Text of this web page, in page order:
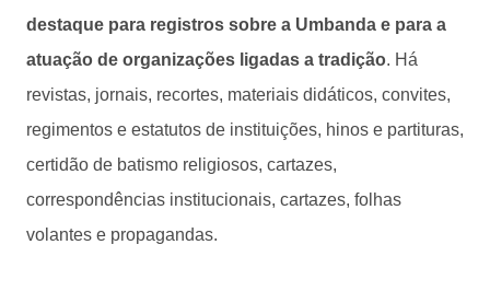
destaque para registros sobre a Umbanda e para a
atuação de organizações ligadas a tradição. Há
revistas, jornais, recortes, materiais didáticos, convites,
regimentos e estatutos de instituições, hinos e partituras,
certidão de batismo religiosos, cartazes,
correspondências institucionais, cartazes, folhas
volantes e propagandas.